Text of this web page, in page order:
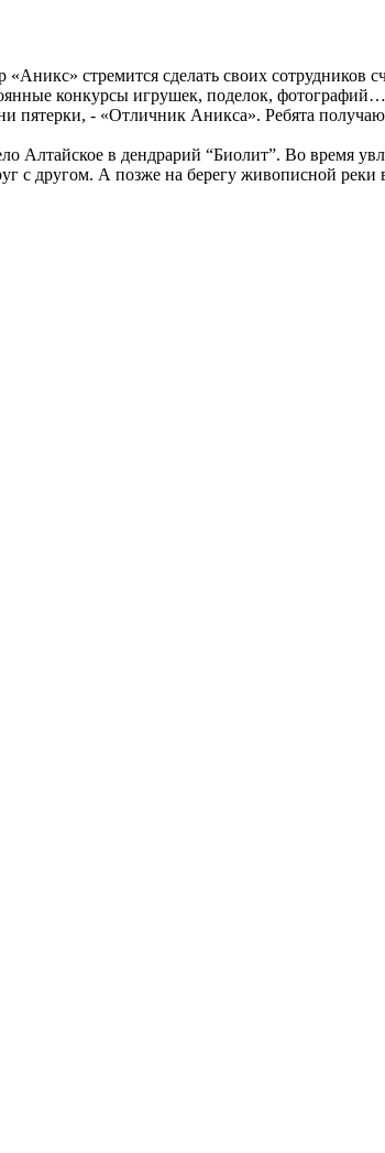
стремится сделать своих сотрудников
конкурсы игрушек, поделок, фотографий…
пятерки, - «Отличник Аникса». Ребята
Алтайское в дендрарий “Биолит”. Во время
с другом. А позже на берегу живописной